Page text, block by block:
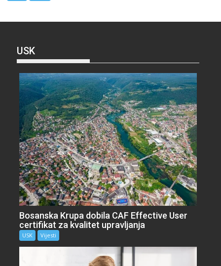
USK
Bosanska Krupa dobila CAF Effective User
certifikat za kvalitet upravljanja
USK Vijesti